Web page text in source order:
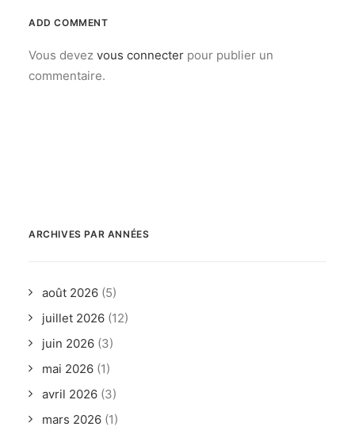
ADD COMMENT
Vous devez vous connecter pour publier un
commentaire.
ARCHIVES PAR ANNÉES
août 2026 (5)
juillet 2026 (12)
juin 2026 (3)
mai 2026 (1)
avril 2026 (3)
mars 2026 (1)